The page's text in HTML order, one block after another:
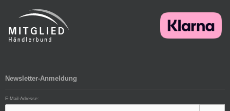
Newsletter-Anmeldung
E-Mail-Adresse: